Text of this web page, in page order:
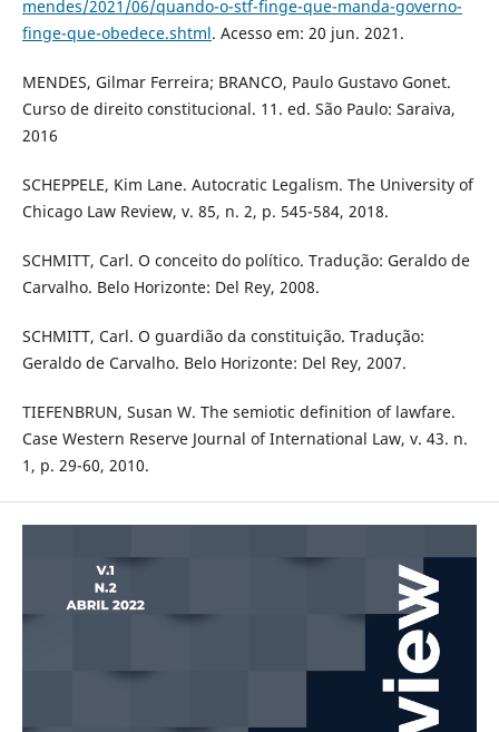
mendes/2021/06/quando-o-stf-finge-que-manda-governo-
finge-que-obedece.shtml. Acesso em: 20 jun. 2021.
MENDES, Gilmar Ferreira; BRANCO, Paulo Gustavo Gonet.
Curso de direito constitucional. 11. ed. São Paulo: Saraiva,
2016
SCHEPPELE, Kim Lane. Autocratic Legalism. The University of
Chicago Law Review, v. 85, n. 2, p. 545-584, 2018.
SCHMITT, Carl. O conceito do político. Tradução: Geraldo de
Carvalho. Belo Horizonte: Del Rey, 2008.
SCHMITT, Carl. O guardião da constituição. Tradução:
Geraldo de Carvalho. Belo Horizonte: Del Rey, 2007.
TIEFENBRUN, Susan W. The semiotic definition of lawfare.
Case Western Reserve Journal of International Law, v. 43. n.
1, p. 29-60, 2010.